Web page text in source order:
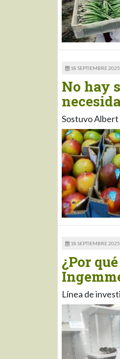
18 SEPTIEMBRE
No hay
Sostuvo
18 SEPTIEMBRE
¿Por
Línea de